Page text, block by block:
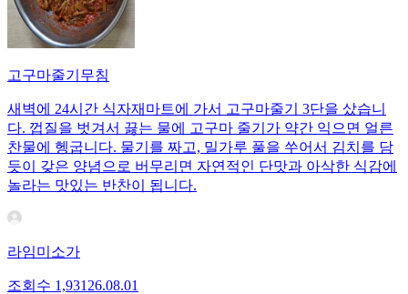
고구마줄기무침
새벽에 24시간 식자재마트에 가서 고구마줄기 3단을 샀습니
다. 껍질을 벗겨서 끓는 물에 고구마 줄기가 약간 익으면 얼른
찬물에 헹굽니다. 물기를 짜고, 밀가루 풀을 쑤어서 김치를 담
듯이 갖은 양념으로 버무리면 자연적인 단맛과 아삭한 식감에
놀라는 맛있는 반찬이 됩니다.
라임미소가
조회수 1,931 26.08.01